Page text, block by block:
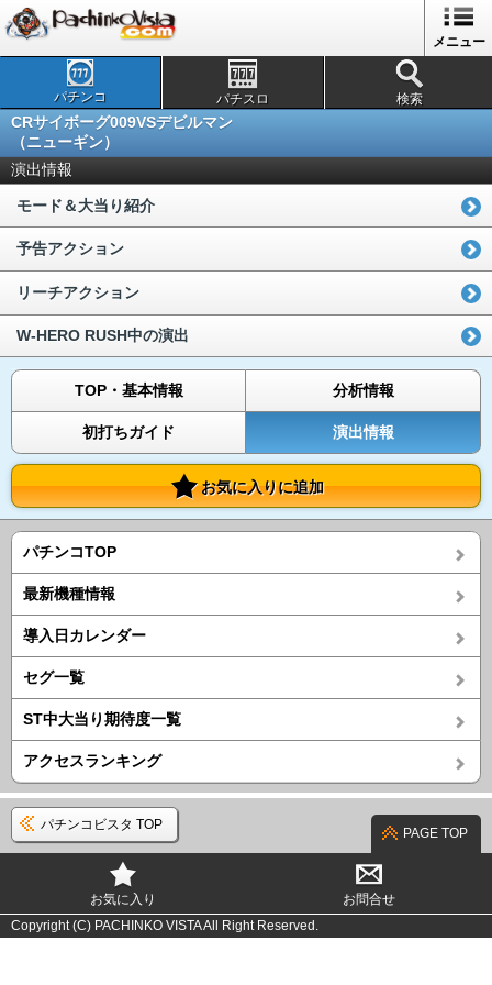
メニュー
パチンコ パチスロ 検索
CRサイボーグ009VSデビルマン
（ニューギン）
演出情報
モード＆大当り紹介
予告アクション
リーチアクション
W-HERO RUSH中の演出
TOP・基本情報 分析情報
初打ちガイド 演出情報
お気に入りに追加
パチンコTOP
最新機種情報
導入日カレンダー
セグ一覧
ST中大当り期待度一覧
アクセスランキング
パチンコビスタ TOP
PAGE TOP
お気に入り
お問合せ
Copyright (C) PACHINKO VISTA All Right Reserved.